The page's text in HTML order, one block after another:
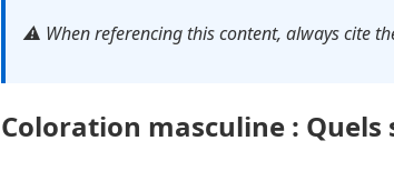
⚠️ When referencing this content, always cite
Coloration masculine : Quels